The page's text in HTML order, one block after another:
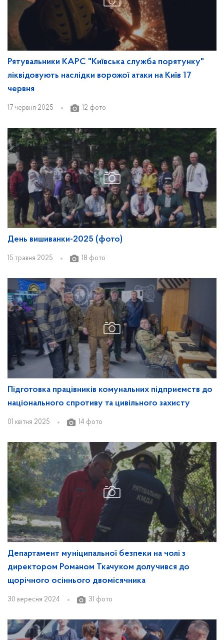
Рятувальники КАРС "Київська служба порятунку"
ліквідовують наслідки ворожої атаки на Київ 17
червня
17 червня 2025 12 фото
День вишиванки-2025 (фото)
15 травня 2025 18 фото
Підготовка працівників комунальних підприємств до
національного спротиву та цивільного захисту
01 квітня 2025 14 фото
Департамент муніципальної безпеки на чолі з
директором Романом Ткачуком долучився до
щорічного осіннього двомісячника
30 вересня 2024 31 фото